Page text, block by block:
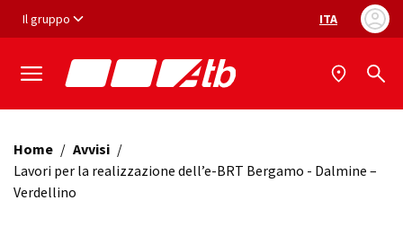
Vai ai contenuti
Vai al footer
Il gruppo Selezione
ITA
Home / Avvisi /
Lavori per la realizzazione dell’e-BRT Bergamo - Dalmine –
Verdellino